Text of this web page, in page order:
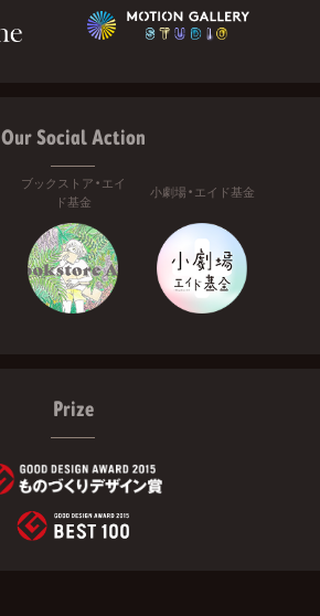
Our Social Action
ブックストア・エイ
ド基金
小劇場・エイド基金
Prize